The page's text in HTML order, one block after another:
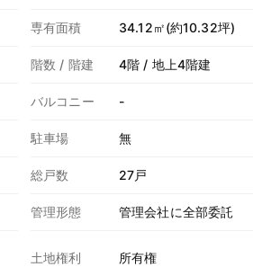
専有面積 34.12㎡(約10.32坪)
階数 / 階建 4階 / 地上4階建
バルコニー -
駐車場 無
総戸数 27戸
管理形態 管理会社に全部委託
土地権利 所有権